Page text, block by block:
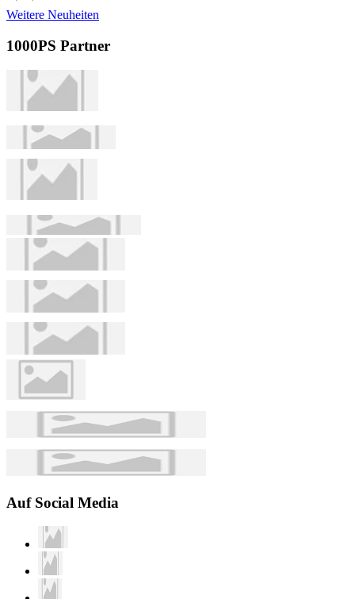
Weitere Neuheiten
1000PS Partner
Auf Social Media